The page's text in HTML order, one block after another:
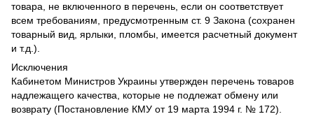
товара, не включенного в перечень, если он соответствует
всем требованиям, предусмотренным ст. 9 Закона (сохранен
товарный вид, ярлыки, пломбы, имеется расчетный документ
и т.д.).
Исключения
Кабинетом Министров Украины утвержден перечень товаров
надлежащего качества, которые не подлежат обмену или
возврату (Постановление КМУ от 19 марта 1994 г. № 172).